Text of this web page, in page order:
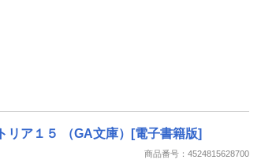
ア１５ （GA文庫）[電子書籍版]
商品番号：4524815628700